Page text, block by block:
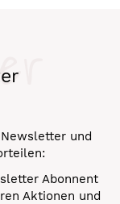
und
Abonnent
Aktionen und